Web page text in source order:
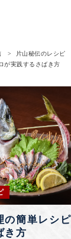
> 片山秘伝のレシピ
が実践するさばき方
の簡単レシ
き方